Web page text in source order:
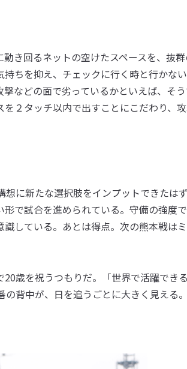
き回るネットの空けたスペースを、抜
ちを抑え、チェックに行く時と行かな
などの面で劣っているかといえば、そ
２タッチ以内で出すことにこだわり、
に新たな選択肢をインプットできたは
で試合を進められている。守備の強度
している。あとは得点。次の熊本戦は
歳を祝うつもりだ。「世界で活躍でき
背中が、日を追うごとに大きく見える。